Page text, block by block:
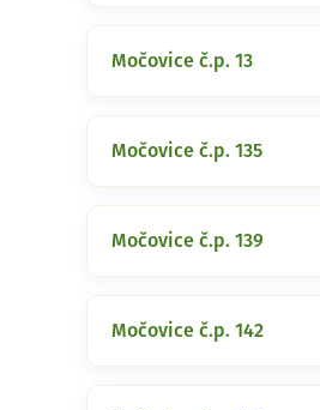
Močovice č.p. 13
Močovice č.p. 135
Močovice č.p. 139
Močovice č.p. 142